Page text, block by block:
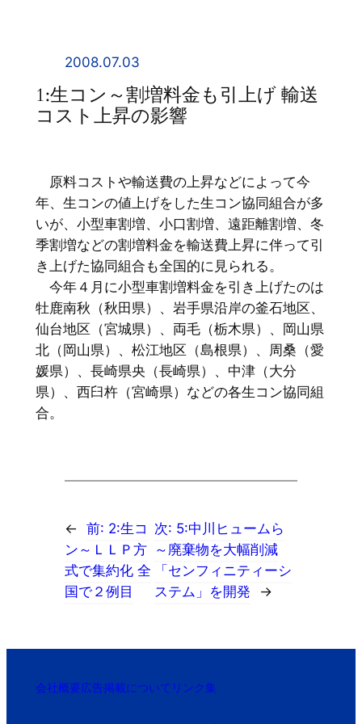
2008.07.03
1:生コン～割増料金も引上げ 輸送
コスト上昇の影響
原料コストや輸送費の上昇などによって今
年、生コンの値上げをした生コン協同組合が多
いが、小型車割増、小口割増、遠距離割増、冬
季割増などの割増料金を輸送費上昇に伴って引
き上げた協同組合も全国的に見られる。
今年４月に小型車割増料金を引き上げたのは
牡鹿南秋（秋田県）、岩手県沿岸の釜石地区、
仙台地区（宮城県）、両毛（栃木県）、岡山県
北（岡山県）、松江地区（島根県）、周桑（愛
媛県）、長崎県央（長崎県）、中津（大分
県）、西臼杵（宮崎県）などの各生コン協同組
合。
← 前: 2:生コ
ン～ＬＬＰ方
式で集約化 全
国で２例目
次: 5:中川ヒュームら
～廃棄物を大幅削減
「センフィニティーシ
ステム」を開発
→
会社概要広告掲載について リンク集